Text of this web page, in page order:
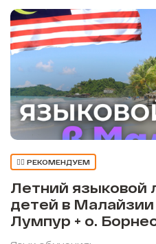
👍🏼 РЕКОМЕНДУЕМ
Летний языковой
детей в Малайзии
Лумпур + о.